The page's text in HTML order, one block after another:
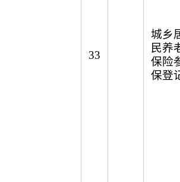
33
城乡
民养
保险
保登